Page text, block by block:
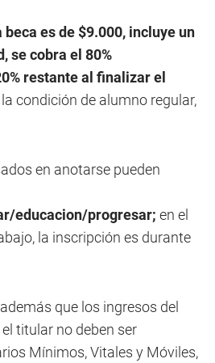
es de $9.000, incluye un
se cobra el 80%
restante al finalizar el
condición de alumno regular,
en anotarse pueden
educacion/progresar; en el
la inscripción es durante
que los ingresos del
titular no deben ser
Mínimos, Vitales y Móviles,